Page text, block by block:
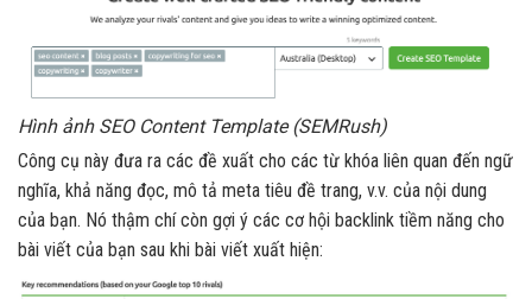
Hình ảnh SEO Content Template (SEMRush)
Công cụ này đưa ra các đề xuất cho các từ khóa liên quan đến ngữ
nghĩa, khả năng đọc, mô tả meta tiêu đề trang, v.v. của nội dung
của bạn. Nó thậm chí còn gợi ý các cơ hội backlink tiềm năng cho
bài viết của bạn sau khi bài viết xuất hiện: